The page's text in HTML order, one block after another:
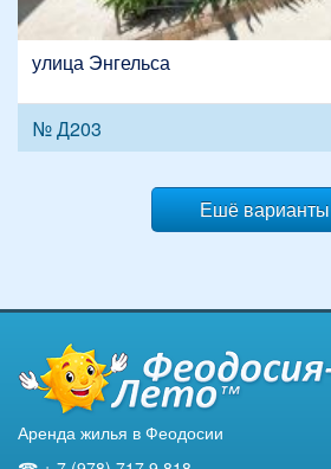
улица Энгельса
№ Д203
Ешё варианты
Аренда жилья в Феодосии